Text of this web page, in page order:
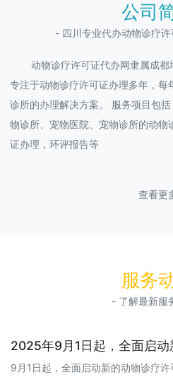
公司
- 四川专业代办动物诊疗
动物诊疗许可证代办网隶属成
专注于动物诊疗许可证办理多年，每
诊所的办理解决方案。 服务项目包
物诊所、宠物医院、宠物诊所的动
证办理，环评报告等
查看更
服务
- 了解最新服
2025年9月1日起，全面启动
9月1日起，全面启动新的动物诊疗